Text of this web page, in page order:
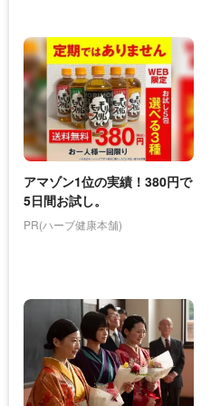
アマゾン1位の実績！380円で
5日間お試し。
PR(ハーブ健康本舗)